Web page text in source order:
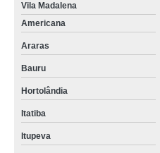
Vila Madalena
Americana
Araras
Bauru
Hortolândia
Itatiba
Itupeva